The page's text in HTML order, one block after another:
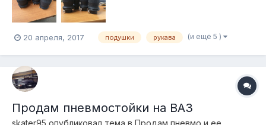
20 апреля, 2017 подушки рукава (и ещё 5 )
Продам пневмостойки на ВАЗ